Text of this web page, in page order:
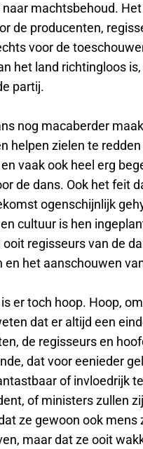
machtsbehoud.
de producenten,
voor de
het land richtingloos
partij.
nog macaberder
helpen zielen te
vaak ook heel erg
de dans. Ook het feit
ogenschijnlijk
cultuur is hen
ooit regisseurs van de
en het aanschouwen
er toch hoop. Hoop,
dat er altijd een
de regisseurs en
dat voor eenieder
of invloedrijk
of ministers zullen
ze gewoon ook mens
maar dat ze ooit